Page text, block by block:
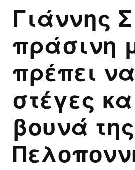
Γιάννης
πράσινη
πρέπει
στέγες
βουνά της